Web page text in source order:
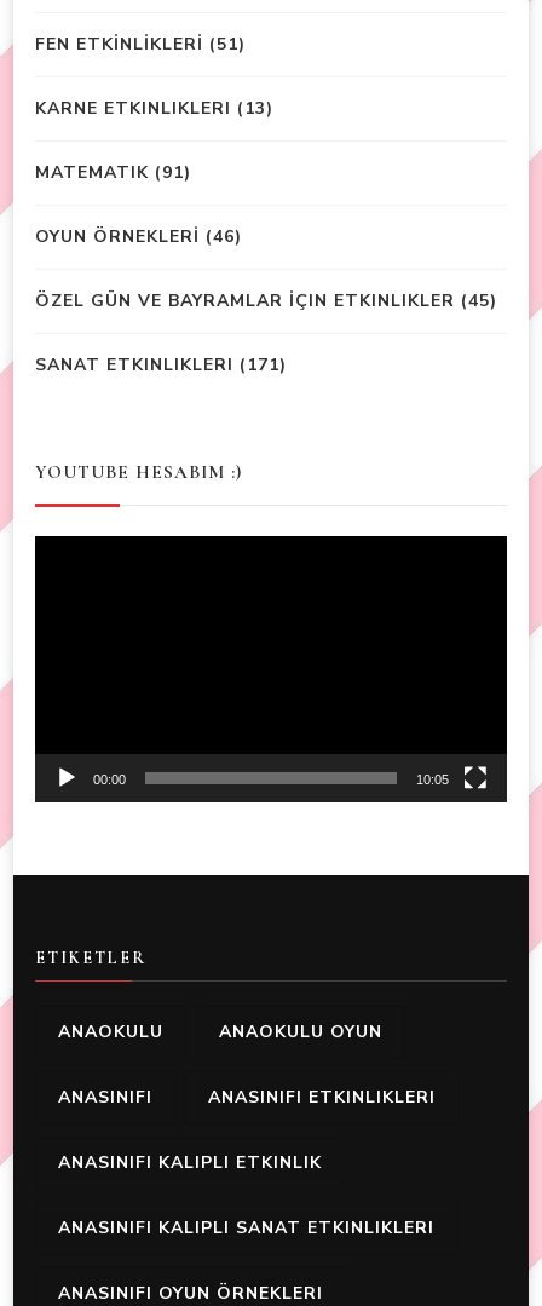
FEN ETKİNLİKLERİ (51)
KARNE ETKINLIKLERI (13)
MATEMATIK (91)
OYUN ÖRNEKLERİ (46)
ÖZEL GÜN VE BAYRAMLAR İÇIN ETKINLIKLER (45)
SANAT ETKINLIKLERI (171)
YOUTUBE HESABIM :)
00:00 10:05
ETIKETLER
ANAOKULU ANAOKULU OYUN
ANASINIFI ANASINIFI ETKINLIKLERI
ANASINIFI KALIPLI ETKINLIK
ANASINIFI KALIPLI SANAT ETKINLIKLERI
ANASINIFI OYUN ÖRNEKLERI